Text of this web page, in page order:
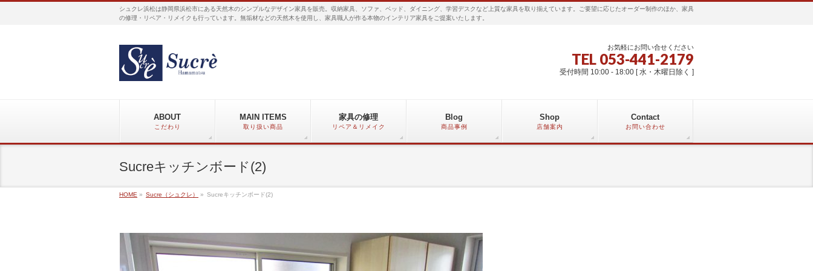
シュクレ浜松は静岡県浜松市にある天然木のシンプルなデザイン家具を販売。収納家具、ソファ、ベッド、ダイニング、学習デスクなど上質な家具を取り揃えています。ご要望に応じたオーダー制作のほか、家具
の修理・リペア・リメイクも行っています。無垢材などの天然木を使用し、家具職人が作る本物のインテリア家具をご提案いたします。
お気軽にお問い合せください
TEL 053-441-2179
受付時間 10:00 - 18:00 [ 水・木曜日除く ]
ABOUT
こだわり
MAIN ITEMS
取り扱い商品
家具の修理
リペア＆リメイク
Blog
商品事例
Shop
店舗案内
Contact
お問い合わせ
Sucreキッチンボード(2)
HOME » Sucre（シュクレ） » Sucreキッチンボード(2)